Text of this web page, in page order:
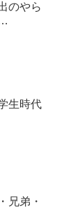
のやら
生時代
兄弟・